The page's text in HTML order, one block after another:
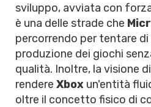
sviluppo, avviata con
è una delle strade che
percorrendo per tentare
produzione dei giochi
qualità. Inoltre, la visione di
rendere Xbox un'entità
oltre il concetto fisico di